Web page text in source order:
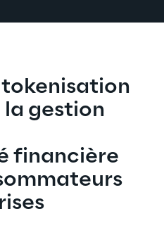
gestion
financière